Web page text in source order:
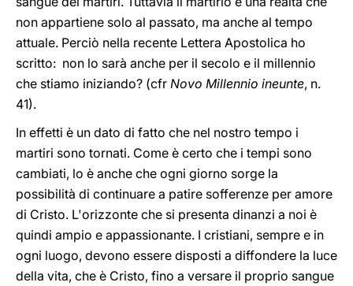
non appartiene solo al passato, ma anche al tempo
attuale. Perciò nella recente Lettera Apostolica ho
scritto: non lo sarà anche per il secolo e il millennio
che stiamo iniziando? (cfr Novo Millennio ineunte, n.
41).
In effetti è un dato di fatto che nel nostro tempo i
martiri sono tornati. Come è certo che i tempi sono
cambiati, lo è anche che ogni giorno sorge la
possibilità di continuare a patire sofferenze per amore
di Cristo. L'orizzonte che si presenta dinanzi a noi è
quindi ampio e appassionante. I cristiani, sempre e in
ogni luogo, devono essere disposti a diffondere la luce
della vita, che è Cristo, fino a versare il proprio sangue